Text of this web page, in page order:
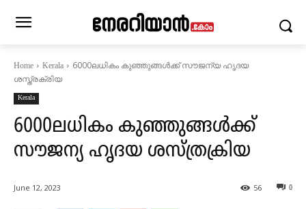
Home Kerala
6000ലധികം കുഞ്ഞുങ്ങള്‍ക്ക് സൗജന്യ ഹൃദയ
ശസ്ത്രക്രിയ
Kerala
6000ലധികം കുഞ്ഞുങ്ങള്‍ക്ക്
സൗജന്യ ഹൃദയ ശസ്ത്രക്രിയ
June 12, 2023 0
56